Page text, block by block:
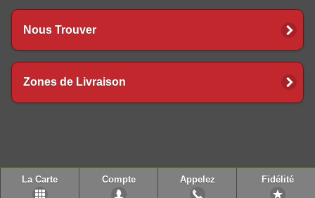
Nous Trouver
Zones de Livraison
La Carte Compte Appelez Fidélité